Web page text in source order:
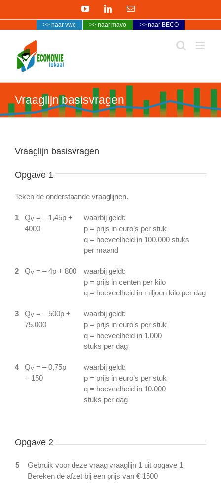
YouTubeLinkedInE-
>> naar vwo >> naar mavo >> naar BECO
Vraaglijn basisvragen
Vraaglijn basisvragen
Opgave 1
Teken de onderstaande vraaglijnen.
1 Qv = – 1,45p +
4000
waarbij geldt:
p = prijs in euro’s per stuk
q = hoeveelheid in 100.000 stuks
per maand
2 Qv = – 4p + 800
waarbij geldt:
p = prijs in centen per kilo
q = hoeveelheid in miljoen kilo per dag
3 Qv = – 500p +
75.000
waarbij geldt:
p = prijs in euro’s per stuk
q = hoeveelheid in 1.000
stuks per dag
4 Qv = – 0,75p
+ 150
waarbij geldt:
p = prijs in euro’s per stuk
q = hoeveelheid in 10.000
stuks per dag
Opgave 2
5
Gebruik voor deze vraag vraaglijn 1 uit opgave 1.
Bereken de afzet bij een prijs van € 1500